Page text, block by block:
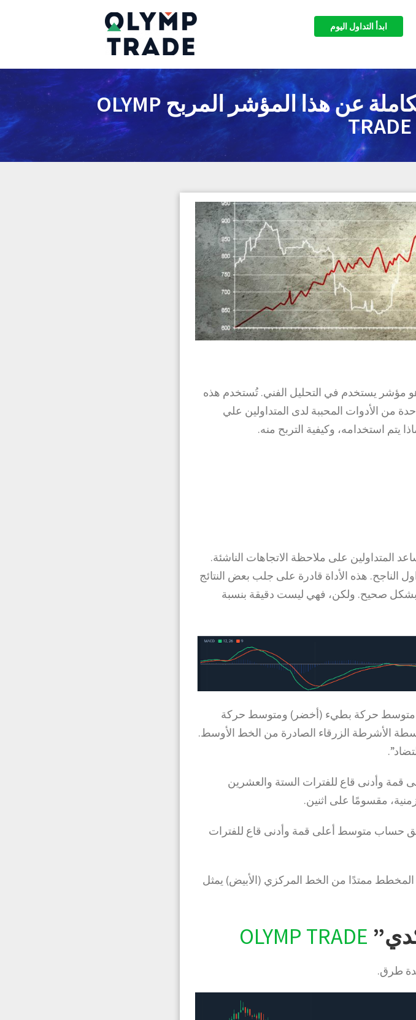
ابدأ التداول اليوم
OLYMP TRADE ماكدي المعلومات الكاملة عن هذا المؤشر المربح OLYMP
مؤشر يستخدم في التحليل الفني. تُستخدم هذه
من الأدوات المحببة لدى المتداولين علي
يتم استخدامه، وكيفية التربح منه.
المتداولين على ملاحظة الاتجاهات الناشئة.
الناجح. هذه الأداة قادرة على جلب بعض النتائج
بشكل صحيح. ولكن، فهي ليست دقيقة بنسبة
متوسط حركة بطيء (أخضر) ومتوسط حركة
الأشرطة الزرقاء الصادرة من الخط الأوسط.
قمة وأدنى قاع للفترات الستة والعشرين
مقسومًا على اثنين.
حساب متوسط أعلى قمة وأدنى قاع للفترات
المخطط ممتدًا من الخط المركزي (الأبيض) يمثل
OLYMP TRADE
طرق.